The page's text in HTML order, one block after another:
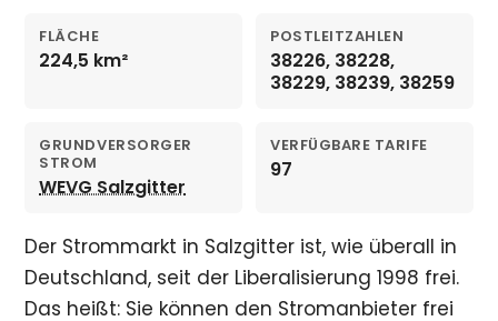
FLÄCHE
224,5 km²
POSTLEITZAHLEN
38226, 38228,
38229, 38239, 38259
GRUNDVERSORGER
STROM
WEVG Salzgitter
VERFÜGBARE TARIFE
97
Der Strommarkt in Salzgitter ist, wie überall in
Deutschland, seit der Liberalisierung 1998 frei.
Das heißt: Sie können den Stromanbieter frei